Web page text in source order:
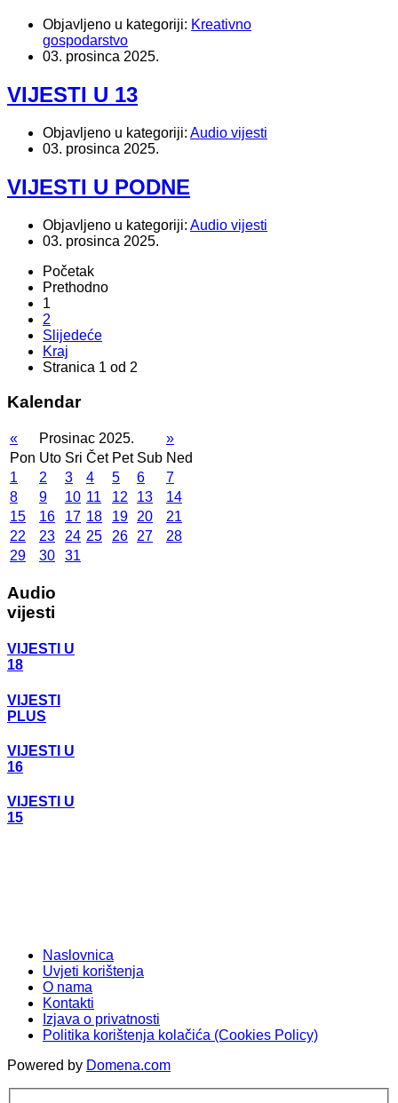
Objavljeno u kategoriji: Kreativno
gospodarstvo
03. prosinca 2025.
VIJESTI U 13
Objavljeno u kategoriji: Audio vijesti
03. prosinca 2025.
VIJESTI U PODNE
Objavljeno u kategoriji: Audio vijesti
03. prosinca 2025.
Početak
Prethodno
1
2
Slijedeće
Kraj
Stranica 1 od 2
Kalendar
« Prosinac 2025.
»
Pon Uto Sri Čet Pet Sub Ned
1
2 3 4 5 6
7
8
9 10 11 12 13
14
15
16 17 18 19 20
21
22
23 24 25 26 27
28
29
30 31
Audio
vijesti
VIJESTI U
18
VIJESTI
PLUS
VIJESTI U
16
VIJESTI U
15
Naslovnica
Uvjeti korištenja
O nama
Kontakti
Izjava o privatnosti
Politika korištenja kolačića (Cookies Policy)
Powered by Domena.com